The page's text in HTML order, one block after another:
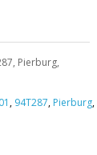
Pierburg,
, 94T287, Pierburg,